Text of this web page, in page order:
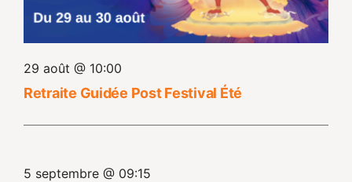
29 août @ 10:00
Retraite Guidée Post Festival Été
5 septembre @ 09:15